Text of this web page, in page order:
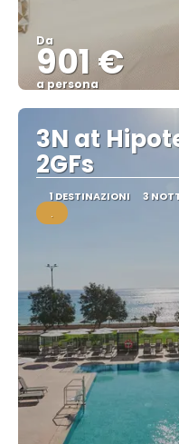
Da
901 €
a persona
3N at
2GFs
1 DESTINAZIONI 3
.